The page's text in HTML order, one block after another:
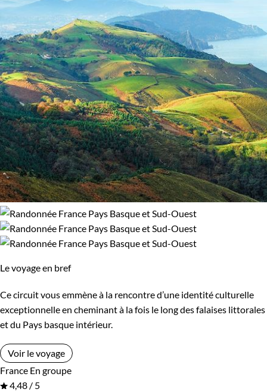
Le voyage en bref
Ce circuit vous emmène à la rencontre d’une identité culturelle
exceptionnelle en cheminant à la fois le long des falaises littorales
et du Pays basque intérieur.
Voir le voyage
France En groupe
4,48 / 5